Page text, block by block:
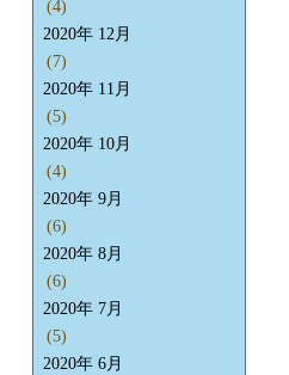
(4)
2020年 12月
(7)
2020年 11月
(5)
2020年 10月
(4)
2020年 9月
(6)
2020年 8月
(6)
2020年 7月
(5)
2020年 6月